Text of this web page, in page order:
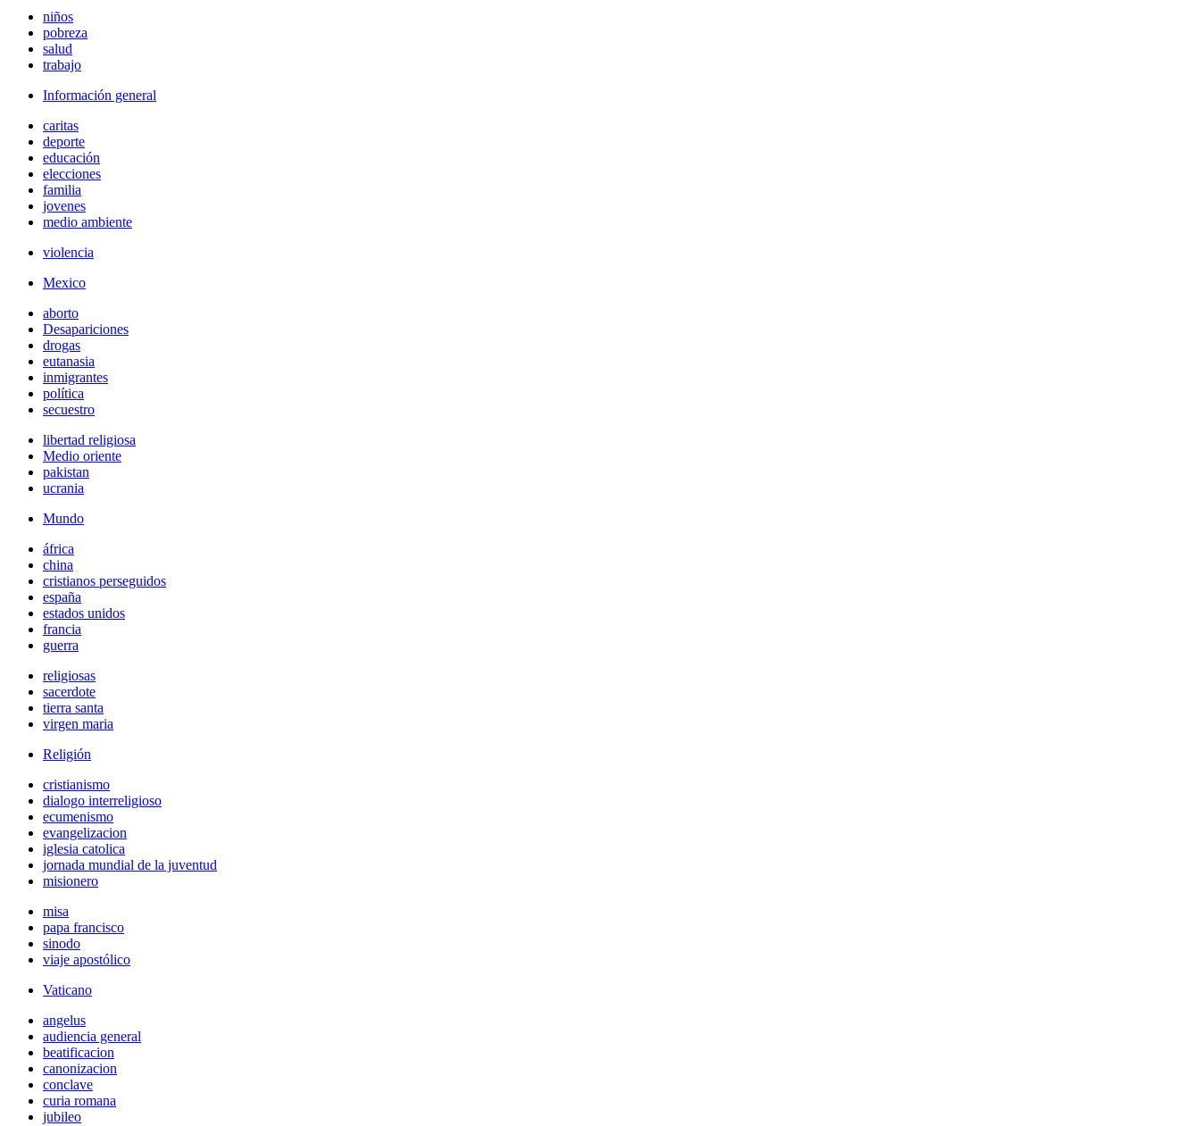
niños
pobreza
salud
trabajo
Información general
caritas
deporte
educación
elecciones
familia
jovenes
medio ambiente
violencia
Mexico
aborto
Desapariciones
drogas
eutanasia
inmigrantes
política
secuestro
libertad religiosa
Medio oriente
pakistan
ucrania
Mundo
áfrica
china
cristianos perseguidos
españa
estados unidos
francia
guerra
religiosas
sacerdote
tierra santa
virgen maria
Religión
cristianismo
dialogo interreligioso
ecumenismo
evangelizacion
iglesia catolica
jornada mundial de la juventud
misionero
misa
papa francisco
sinodo
viaje apostólico
Vaticano
angelus
audiencia general
beatificacion
canonizacion
conclave
curia romana
jubileo